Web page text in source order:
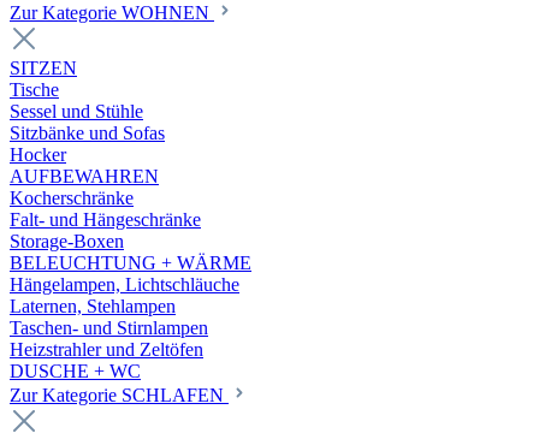
Zur Kategorie WOHNEN
SITZEN
Tische
Sessel und Stühle
Sitzbänke und Sofas
Hocker
AUFBEWAHREN
Kocherschränke
Falt- und Hängeschränke
Storage-Boxen
BELEUCHTUNG + WÄRME
Hängelampen, Lichtschläuche
Laternen, Stehlampen
Taschen- und Stirnlampen
Heizstrahler und Zeltöfen
DUSCHE + WC
Zur Kategorie SCHLAFEN